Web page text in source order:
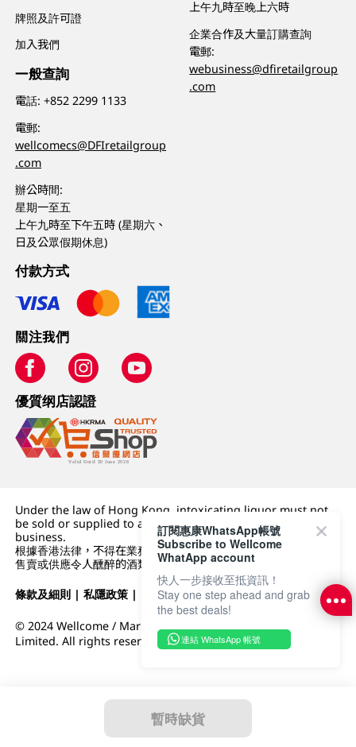
暫時缺貨
牌照及許可證
加入我們
一般查詢
電話:+852 2299 1133
電郵:
wellcomecs@DFIretailgroup
.com
辦公時間:
星期一至五
上午九時至下午五時 (星期六、
日及公眾假期休息)
上午九時至晚上六時
企業合作及大量訂購查詢
電郵:
webusiness@dfiretailgroup
.com
付款方式
關注我們
優質纲店認證
Under the law of Hong Kong, intoxicating liquor must not
be sold or supplied to a minor (under 18) in the course of
business.
根據香港法律，不得在業務過程中，向未成年人 (18 歲以下人士)
售賣或供應令人醺醉的酒類。
條款及細則 |私隱政策 | DFI零售集團
© 2024 Wellcome / Market Place. The Dairy Farm Company
Limited. All rights reserved.
訂閱惠康WhatsApp帳號
Subscribe to Wellcome
WhatApp account
快人一步接收至抵資訊！
Stay one step ahead and grab
the best deals!
連結 WhatsApp 帳號